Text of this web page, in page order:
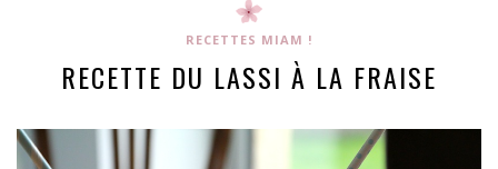
RECETTES MIAM !
RECETTE DU LASSI À LA FRAISE